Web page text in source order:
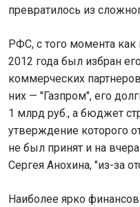
превратилось из
РФС, с того момента как
2012 года был избран
коммерческих
них — "Газпром", его
1 млрд руб., а бюджет
утверждение которого
не был принят и на
Сергея Анохина, "из-за
Наиболее ярко